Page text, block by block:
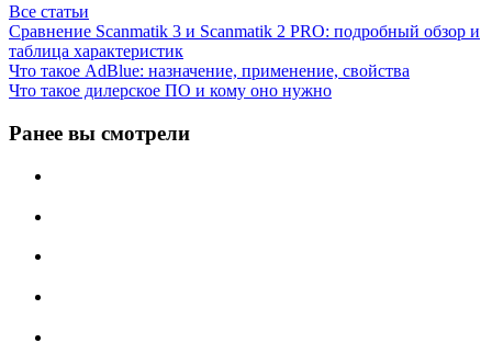
Все статьи
Сравнение Scanmatik 3 и Scanmatik 2 PRO: подробный обзор и
таблица характеристик
Что такое AdBlue: назначение, применение, свойства
Что такое дилерское ПО и кому оно нужно
Ранее вы смотрели